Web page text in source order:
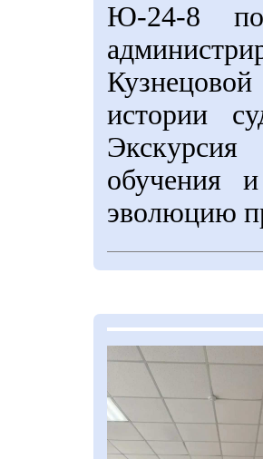
Ю-24-8
истории
обучения
эволюцию